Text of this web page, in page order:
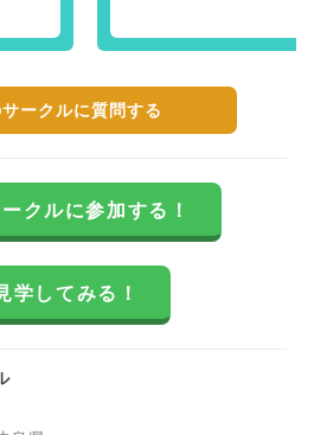
ークルに質問する
クルに参加する！
学してみる！